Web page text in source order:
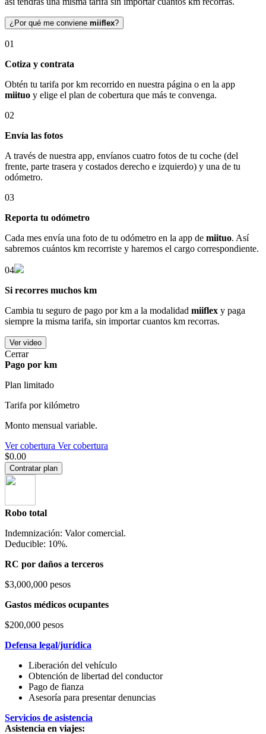
¿Por qué me conviene miiflex?
01
Cotiza y contrata
Obtén tu tarifa por km recorrido en nuestra página o en la app
miituo y elige el plan de cobertura que más te convenga.
02
Envía las fotos
A través de nuestra app, envíanos cuatro fotos de tu coche (del
frente, parte trasera y costados derecho e izquierdo) y una de tu
odómetro.
03
Reporta tu odómetro
Cada mes envía una foto de tu odómetro en la app de miituo. Así
sabremos cuántos km recorriste y haremos el cargo correspondiente.
04
Si recorres muchos km
Cambia tu seguro de pago por km a la modalidad miiflex y paga
siempre la misma tarifa, sin importar cuantos km recorras.
Ver video
Cerrar
Pago por km
Plan limitado
Tarifa por kilómetro
Monto mensual variable.
Ver cobertura Ver cobertura
$0.00
Contratar plan
Robo total
Indemnización: Valor comercial.
Deducible: 10%.
RC por daños a terceros
$3,000,000 pesos
Gastos médicos ocupantes
$200,000 pesos
Defensa legal/jurídica
Liberación del vehículo
Obtención de libertad del conductor
Pago de fianza
Asesoría para presentar denuncias
Servicios de asistencia
Asistencia en viajes: